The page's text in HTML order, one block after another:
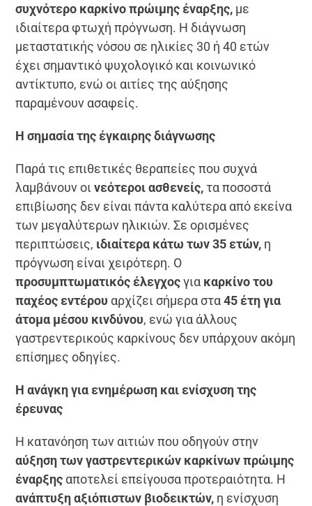
συχνότερο καρκίνο πρώιμης έναρξης, με
ιδιαίτερα φτωχή πρόγνωση. Η διάγνωση
μεταστατικής νόσου σε ηλικίες 30 ή 40 ετών
έχει σημαντικό ψυχολογικό και κοινωνικό
αντίκτυπο, ενώ οι αιτίες της αύξησης
παραμένουν ασαφείς.
Η σημασία της έγκαιρης διάγνωσης
Παρά τις επιθετικές θεραπείες που συχνά
λαμβάνουν οινεότεροι ασθενείς,τα ποσοστά
επιβίωσης δεν είναι πάντα καλύτερα από εκείνα
των μεγαλύτερων ηλικιών. Σε ορισμένες
περιπτώσεις, ιδιαίτερα κάτω των 35 ετών, η
πρόγνωση είναι χειρότερη. Ο
προσυμπτωματικός έλεγχοςγια καρκίνο του
παχέος εντέρου αρχίζει σήμερα στα45 έτη για
άτομα μέσου κινδύνου, ενώ για άλλους
γαστρεντερικούς καρκίνους δεν υπάρχουν ακόμη
επίσημες οδηγίες.
Η ανάγκη για ενημέρωση και ενίσχυση της
έρευνας
Η κατανόηση των αιτιών που οδηγούν στην
αύξηση των γαστρεντερικών καρκίνων πρώιμης
έναρξης αποτελεί επείγουσα προτεραιότητα. Η
ανάπτυξη αξιόπιστων βιοδεικτών, η ενίσχυση